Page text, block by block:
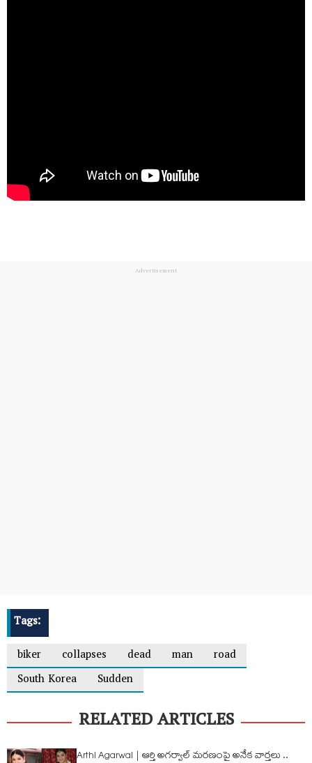
Tags:
biker
collapses dead man
road
South Korea
Sudden
RELATED ARTICLES
Arthi Agarwal | ఆర్తి అగర్వాల్ మ‌ర‌ణంపై అనేక వార్త‌లు ..